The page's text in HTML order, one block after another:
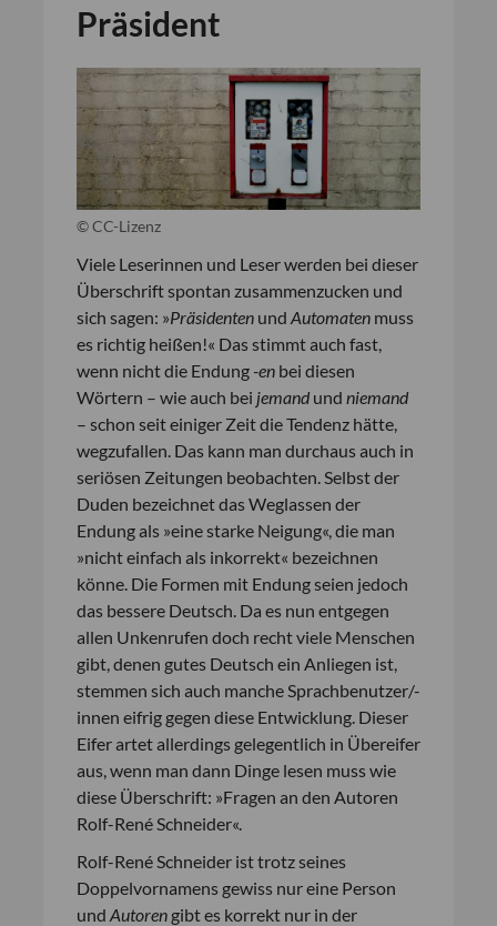
Präsident
© CC-Lizenz
Viele Leserinnen und Leser werden bei dieser
Überschrift spontan zusammenzucken und
sich sagen: »Präsidenten und Automaten muss
es richtig heißen!« Das stimmt auch fast,
wenn nicht die Endung -en bei diesen
Wörtern – wie auch bei jemand und niemand
– schon seit einiger Zeit die Tendenz hätte,
wegzufallen. Das kann man durchaus auch in
seriösen Zeitungen beobachten. Selbst der
Duden bezeichnet das Weglassen der
Endung als »eine starke Neigung«, die man
»nicht einfach als inkorrekt« bezeichnen
könne. Die Formen mit Endung seien jedoch
das bessere Deutsch. Da es nun entgegen
allen Unkenrufen doch recht viele Menschen
gibt, denen gutes Deutsch ein Anliegen ist,
stemmen sich auch manche Sprachbenutzer/-
innen eifrig gegen diese Entwicklung. Dieser
Eifer artet allerdings gelegentlich in Übereifer
aus, wenn man dann Dinge lesen muss wie
diese Überschrift: »Fragen an den Autoren
Rolf-René Schneider«.
Rolf-René Schneider ist trotz seines
Doppelvornamens gewiss nur eine Person
und Autoren gibt es korrekt nur in der